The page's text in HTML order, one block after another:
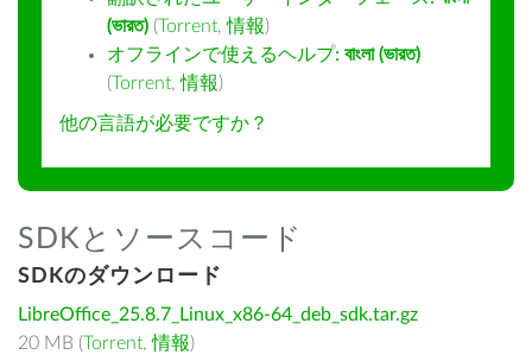
(ভারত) (Torrent,情報)
オフラインで使えるヘルプ: বাংলা (ভারত)
(Torrent,情報)
他の言語が必要ですか？
SDKとソースコード
SDKのダウンロード
LibreOffice_25.8.7_Linux_x86-64_deb_sdk.tar.gz
20 MB (Torrent,情報)